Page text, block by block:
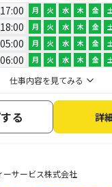
月 火 水 木 金
月 火 水 木 金
月 火 水 木 金
月 火 水 木 金
仕事内容を見てみる
る 詳
ーサービス株式会社